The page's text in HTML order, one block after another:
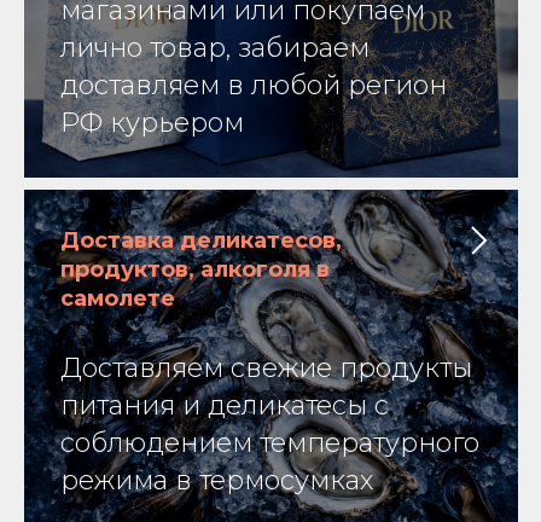
магазинами или покупаем
лично товар, забираем
доставляем в любой регион
РФ курьером
Доставка деликатесов,
продуктов, алкоголя в
самолете
Доставляем свежие продукты
питания и деликатесы с
соблюдением температурного
режима в термосумках